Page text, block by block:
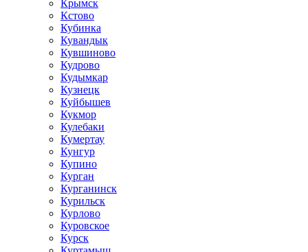
Крымск
Кстово
Кубинка
Кувандык
Кувшиново
Кудрово
Кудымкар
Кузнецк
Куйбышев
Кукмор
Кулебаки
Кумертау
Кунгур
Купино
Курган
Курганинск
Курильск
Курлово
Куровское
Курск